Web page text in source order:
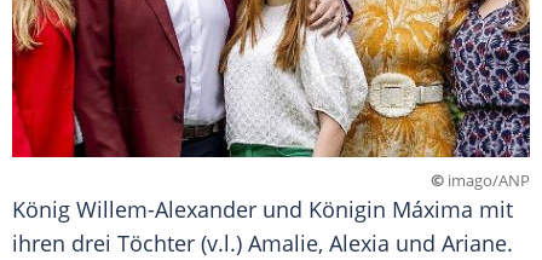
© imago/ANP
König Willem-Alexander und Königin Máxima mit
ihren drei Töchter (v.l.) Amalie, Alexia und Ariane.